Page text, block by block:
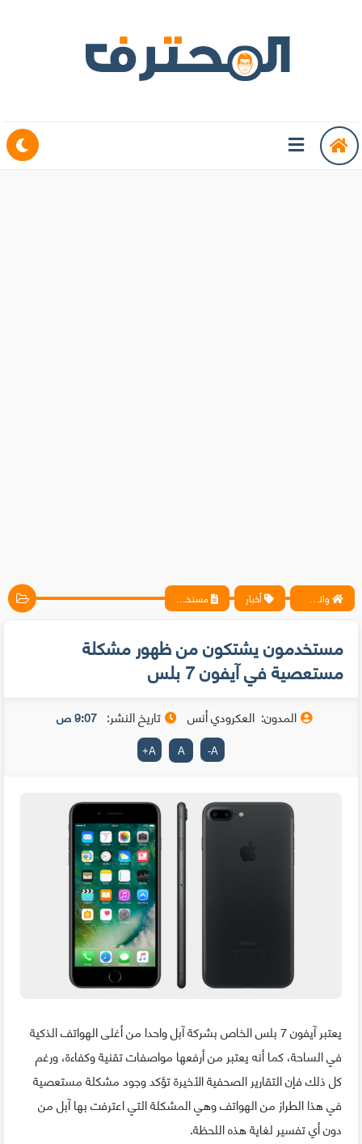
واتس آب ، فيسبوك ، أنترنت ، شروحات تقنية حصرية - المحترف أخبار مستخدمون يشتكون من ظهور مشكلة مستعصية في آيفون 7 بلس
مستخدمون يشتكون من ظهور مشكلة
مستعصية في آيفون 7 بلس
المدون: العكرودي أنس تاريخ النشر: 9:07 ص
A
-
A
A
+
يعتبر آيفون 7 بلس الخاص بشركة آبل واحدا من أغلى الهواتف الذكية
في الساحة، كما أنه يعتبر من أرفعها مواصفات تقنية وكفاءة، ورغم
كل ذلك فإن التقارير الصحفية الأخيرة تؤكد وجود مشكلة مستعصية
في هذا الطراز من الهواتف وهي المشكلة التي اعترفت بها آبل من
دون أي تفسير لغاية هذه اللحظة.